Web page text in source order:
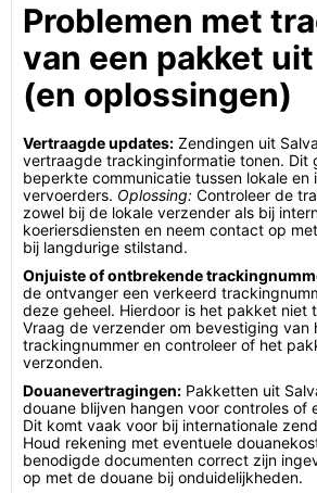
Problemen met
van een pakket
(en oplossingen)
Vertraagde updates: Zendingen uit
vertraagde trackinginformatie tonen. Dit
beperkte communicatie tussen lokale en
vervoerders. Oplossing: Controleer de
zowel bij de lokale verzender als bij
koeriersdiensten en neem contact op
bij langdurige stilstand.
Onjuiste of ontbrekende
de ontvanger een verkeerd
deze geheel. Hierdoor is het pakket niet
Vraag de verzender om bevestiging van
trackingnummer en controleer of het
verzonden.
Douanevertragingen: Pakketten uit
douane blijven hangen voor controles of
Dit komt vaak voor bij internationale
Houd rekening met eventuele
benodigde documenten correct zijn
op met de douane bij onduidelijkheden.